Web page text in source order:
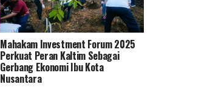
Mahakam Investment Forum 2025
Perkuat Peran Kaltim Sebagai
Gerbang Ekonomi Ibu Kota
Nusantara